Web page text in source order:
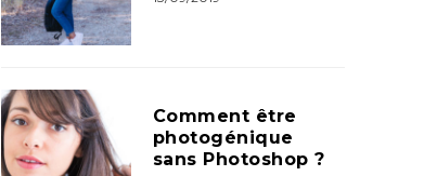
Comment être
photogénique
sans Photoshop ?